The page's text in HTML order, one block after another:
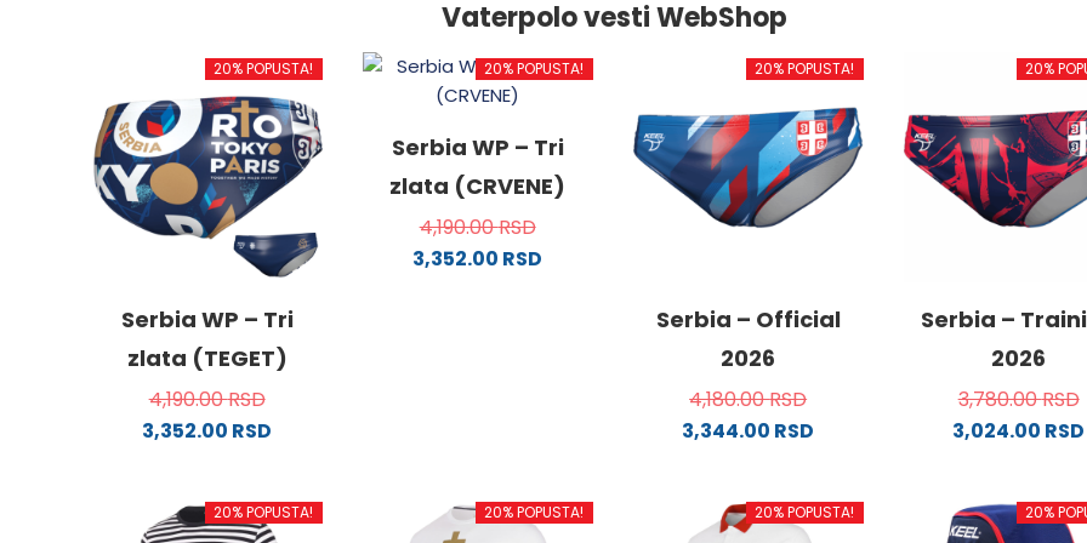
Vaterpolo vesti WebShop
20% POPUSTA!
Serbia WP – Tri
zlata (TEGET)
4,190.00RSD
3,352.00 RSD
ima
20% POPUSTA!
Serbia WP – Tri
zlata (CRVENE)
4,190.00RSD
3,352.00 RSD
izabrane
20% POPUSTA!
Serbia – Official
2026
4,180.00RSD
3,344.00 RSD
ima
20%
Serbia –
2026
3,780.00RSD
3,024.00 RSD
ima
20% POPUSTA! 20% POPUSTA! 20% POPUSTA! 20%